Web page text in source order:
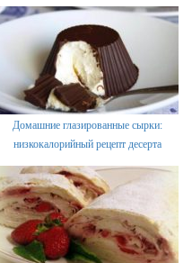
Домашние глазированные сырки:
низкокалорийный рецепт десерта